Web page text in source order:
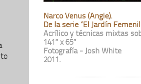
Narco Venus (Angie).
De la serie “El Jardín
Acrílico y técnicas mixtas
141” x 65”
Fotografía - Josh White
2011.